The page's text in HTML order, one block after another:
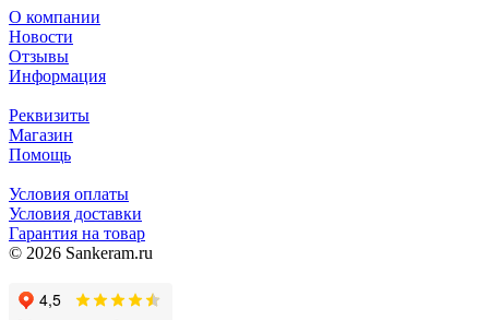
О компании
Новости
Отзывы
Информация
Реквизиты
Магазин
Помощь
Условия оплаты
Условия доставки
Гарантия на товар
© 2026 Sankeram.ru